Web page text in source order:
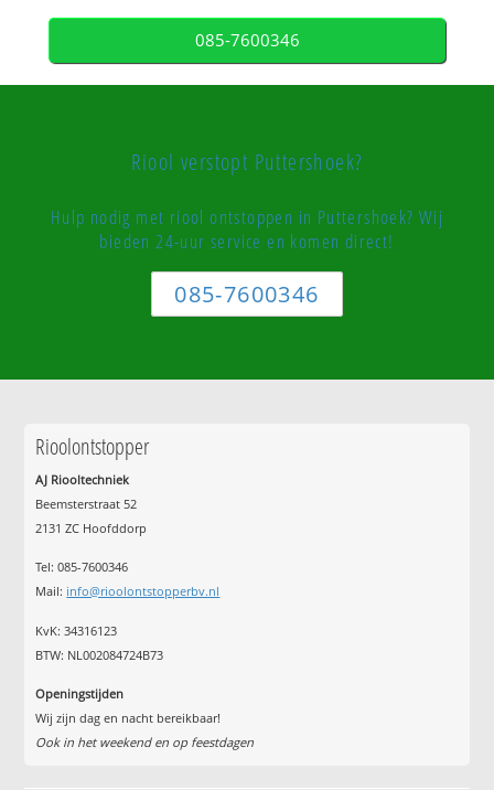
085-7600346
Riool verstopt Puttershoek?
Hulp nodig met riool ontstoppen in Puttershoek? Wij
bieden 24-uur service en komen direct!
085-7600346
Rioolontstopper
AJ Riooltechniek
Beemsterstraat 52
2131 ZC Hoofddorp
Tel:085-7600346
Mail: info@rioolontstopperbv.nl
KvK: 34316123
BTW: NL002084724B73
Openingstijden
Wij zijn dag en nacht bereikbaar!
Ook in het weekend en op feestdagen